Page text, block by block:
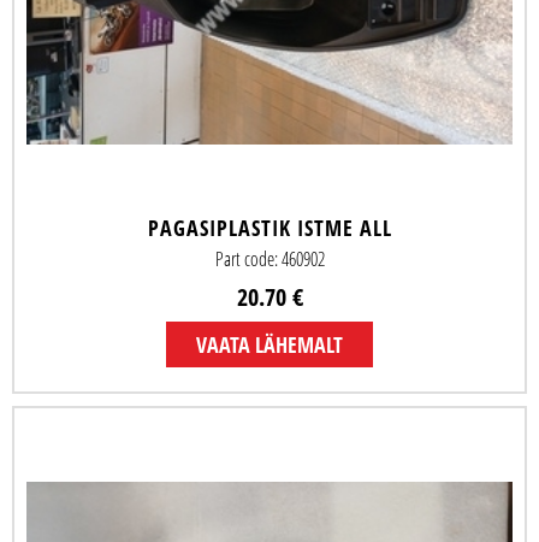
PAGASIPLASTIK ISTME ALL
Part code: 460902
20.70 €
VAATA LÄHEMALT